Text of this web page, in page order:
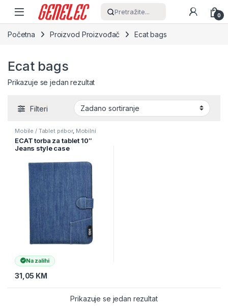
Skip to navigation
Skip to content
Pretražite... 0
Početna Proizvod Proizvođač Ecat bags
Ecat bags
Prikazuje se jedan rezultat
Filteri
Mobile / Tablet pribor, Mobilni
ECAT torba za tablet 10″
Jeans style case
Na zalihi
31,05 KM
Prikazuje se jedan rezultat